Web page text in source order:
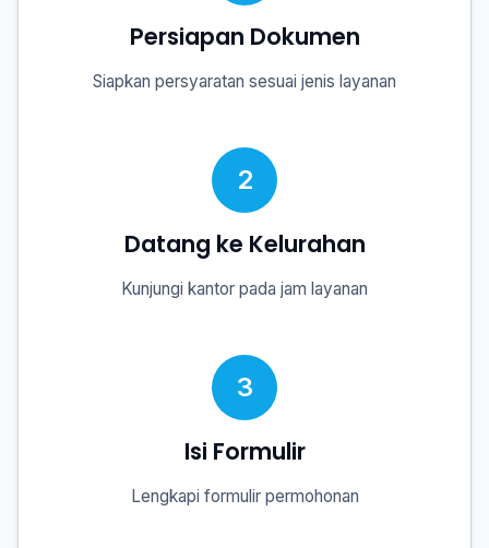
Persiapan Dokumen
Siapkan persyaratan sesuai jenis layanan
2
Datang ke Kelurahan
Kunjungi kantor pada jam layanan
3
Isi Formulir
Lengkapi formulir permohonan